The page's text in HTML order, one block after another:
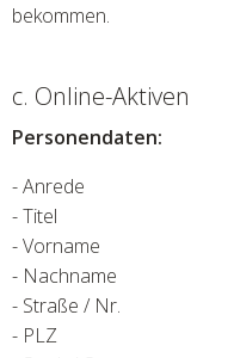
bekommen.
c. Online-Aktiven
Personendaten:
- Anrede
- Titel
- Vorname
- Nachname
- Straße / Nr.
- PLZ